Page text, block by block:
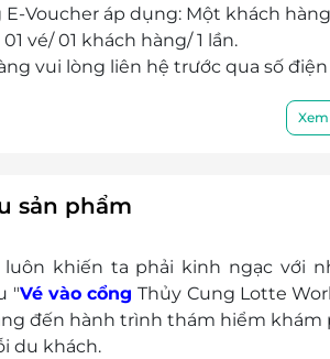
E-Voucher áp dụng: Một khách
vé/ 01 khách hàng/ 1 lần.
vui lòng liên hệ trước qua số
dụng đồng thời với chương trình
bao gồm VAT. Khách hàng muốn
sản phẩm
khiến ta phải kinh ngạc với
"Vé vào cổng Thủy Cung Lotte
đến hành trình thám hiểm
du khách.